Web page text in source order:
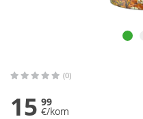
(0)
15 99
€/kom